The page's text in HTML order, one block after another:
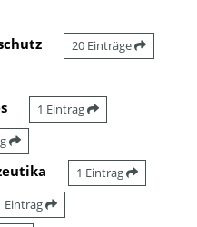
20 Einträge
1 Eintrag
1 Eintrag
Eintrag